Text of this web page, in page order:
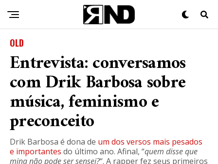
OLD
Entrevista: conversamos
com Drik Barbosa sobre
música, feminismo e
preconceito
Drik Barbosa é dona de um dos versos mais pesados
e importantes do último ano. Afinal, “quem disse que
mina não pode ser sensei?“. A rapper fez seus primeiros